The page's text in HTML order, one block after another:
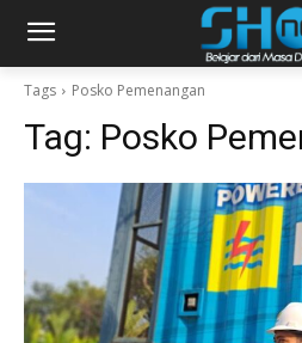
Tags Posko Pemenangan
Tag: Posko